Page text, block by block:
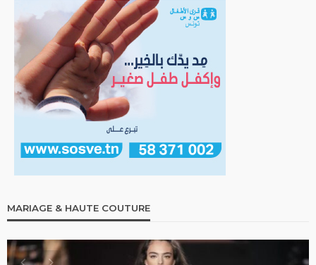
MARIAGE & HAUTE COUTURE